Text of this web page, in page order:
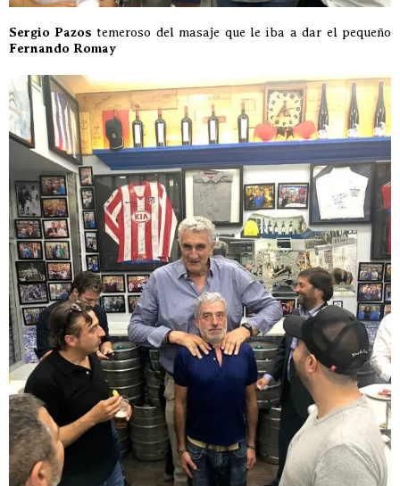
Sergio Pazos temeroso del masaje que le iba a dar el pequeño
Fernando Romay